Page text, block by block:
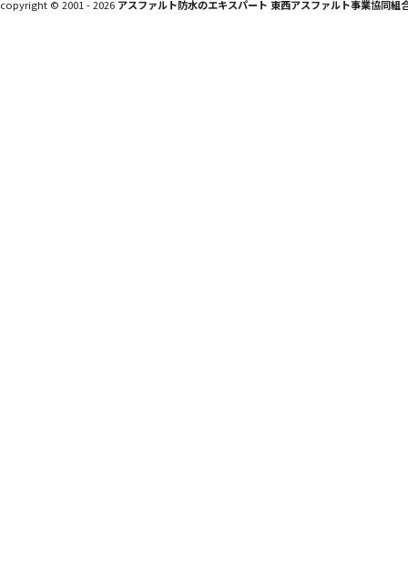
copyright © 2001 - 2026 アスファルト防水のエキスパート 東西アスファルト事業協同組